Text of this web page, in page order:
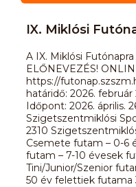
IX. Miklósi
A IX. Miklósi
ELŐNEVEZÉS!
https://
határidő: 2026. február
Időpont: 2026. április.
Szigetszentmiklósi
2310
Csemete futam – 0-6
futam – 7-10 évesek
Tini/Junior/Szenior
50 év felettiek futama